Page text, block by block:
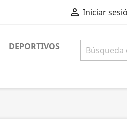
 Iniciar
DEPORTIVOS